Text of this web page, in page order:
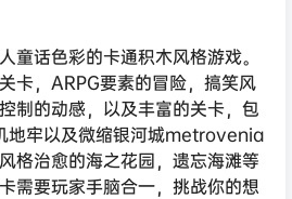
童话色彩的卡通积木风格游戏。
卡，ARPG要素的冒险，搞笑风
制的动感，以及丰富的关卡，包
地牢以及微缩银河城metrovenia
格治愈的海之花园，遗忘海滩等
需要玩家手脑合一，挑战你的想